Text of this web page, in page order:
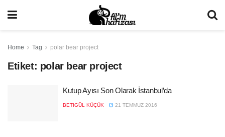
Home Tag polar bear project
Etiket: polar bear project
Kutup Ayısı Son Olarak İstanbul’da
BETIGÜL KÜÇÜK 21 TEMMUZ 2016